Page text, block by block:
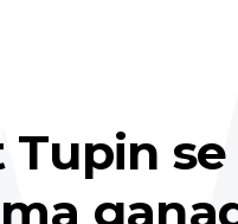
Tupin se